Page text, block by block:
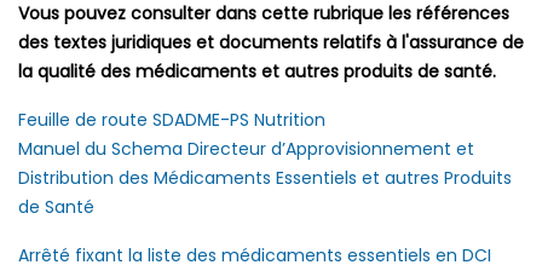
Vous pouvez consulter dans cette rubrique les références
des textes juridiques et documents relatifs à l'assurance de
la qualité des médicaments et autres produits de santé.
Feuille de route SDADME-PS Nutrition
Manuel du Schema Directeur d’Approvisionnement et
Distribution des Médicaments Essentiels et autres Produits
de Santé
Arrêté fixant la liste des médicaments essentiels en DCI